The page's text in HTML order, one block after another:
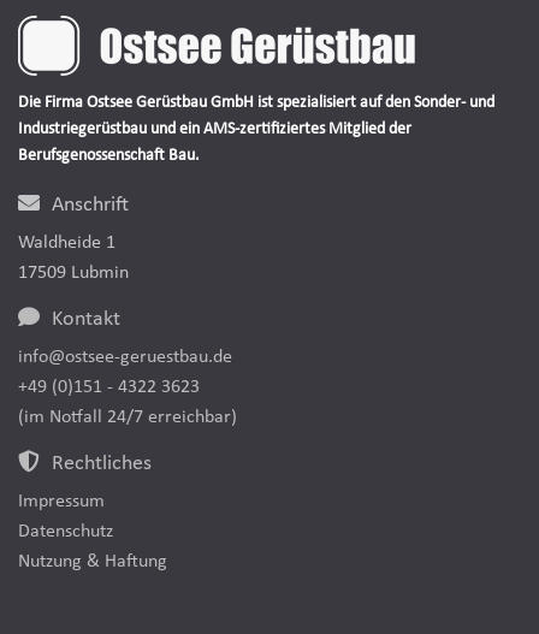
Die Firma Ostsee Gerüstbau GmbH ist spezialisiert auf den Sonder- und
Industriegerüstbau und ein AMS-zertifiziertes Mitglied der
Berufsgenossenschaft Bau.
Anschrift
Waldheide 1
17509 Lubmin
Kontakt
info@ostsee-geruestbau.de
+49 (0)151 - 4322 3623
(im Notfall 24/7 erreichbar)
Rechtliches
Impressum
Datenschutz
Nutzung & Haftung